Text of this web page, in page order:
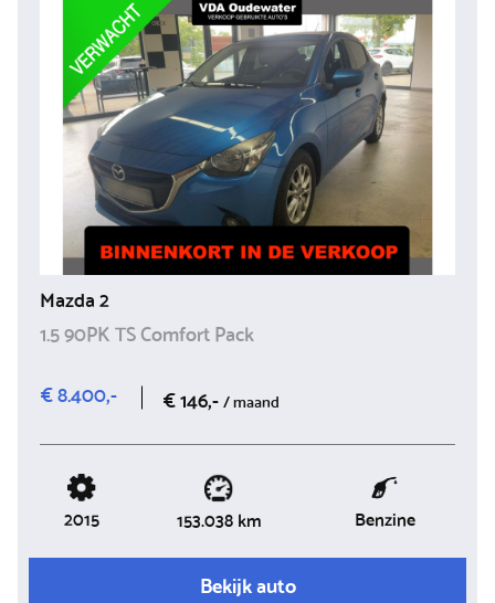
Mazda 2
1.5 90PK TS Comfort Pack
€ 8.400,-
€ 146,-/ maand
2015 153.038 km Benzine
Bekijk auto